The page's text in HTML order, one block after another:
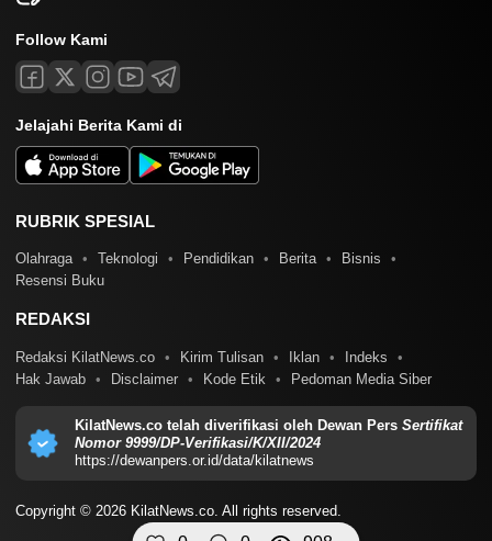
Follow Kami
Jelajahi Berita Kami di
RUBRIK SPESIAL
Olahraga Teknologi Pendidikan Berita
Bisnis
Resensi Buku
REDAKSI
Redaksi KilatNews.co Kirim Tulisan Iklan
Indeks
Hak Jawab
Disclaimer Kode Etik Pedoman Media Siber
KilatNews.co telah diverifikasi oleh Dewan Pers Sertifikat
Nomor 9999/DP-Verifikasi/K/XII/2024
https://dewanpers.or.id/data/kilatnews
Copyright © 2026 KilatNews.co. All rights reserved.